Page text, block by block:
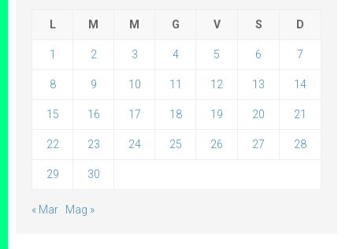
L M M G V S D
1 2 3 4 5 6 7
8 9 10 11 12 13 14
15 16 17 18 19 20 21
22 23 24 25 26 27 28
29 30
« Mar Mag »